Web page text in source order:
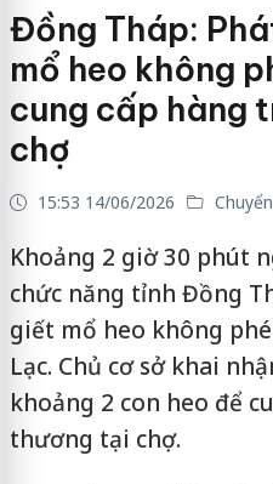
Đồng Tháp:
mổ heo không
cung cấp hàng
chợ
15:53 14/06/2026
Khoảng 2 giờ 30 phút
chức năng tỉnh Đồng
giết mổ heo không
Lạc. Chủ cơ sở khai
khoảng 2 con heo để
thương tại chợ.